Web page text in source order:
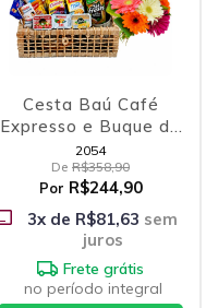
Cesta Baú Café
Expresso e Buque de
Gérberas
2054
De R$358,90
Por R$244,90
3x de R$81,63 sem
juros
Frete grátis
no período integral